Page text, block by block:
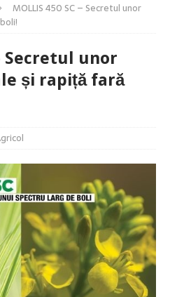
MOLLIS 450 SC – Secretul unor
Secretul unor
și rapiță fară